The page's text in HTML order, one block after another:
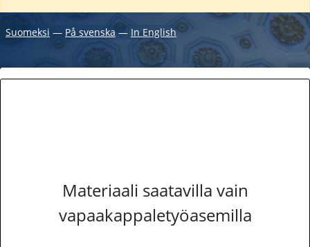
Suomeksi ― På svenska― In English
Materiaali saatavilla vain
vapaakappaletyöasemilla